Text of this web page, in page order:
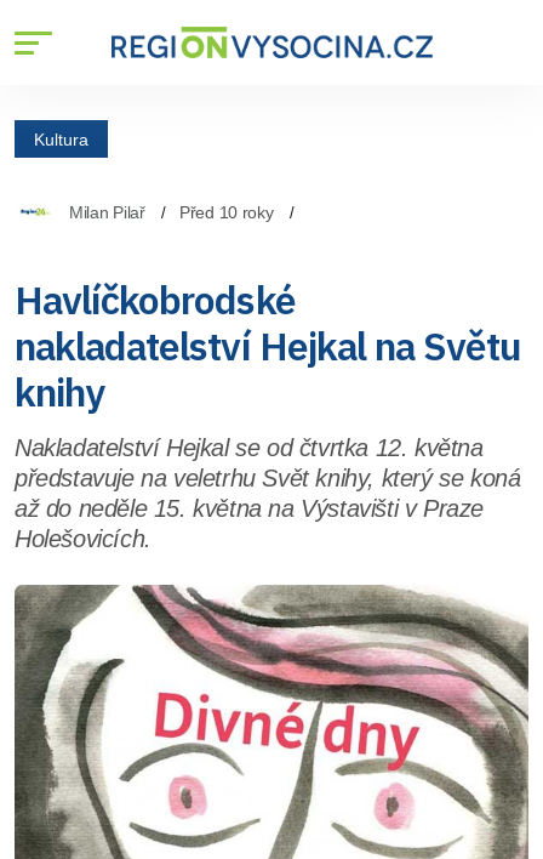
Kultura
Milan Pilař Před 10 roky
Havlíčkobrodské
nakladatelství Hejkal na Světu
knihy
Nakladatelství Hejkal se od čtvrtka 12. května
představuje na veletrhu Svět knihy, který se koná
až do neděle 15. května na Výstavišti v Praze
Holešovicích.